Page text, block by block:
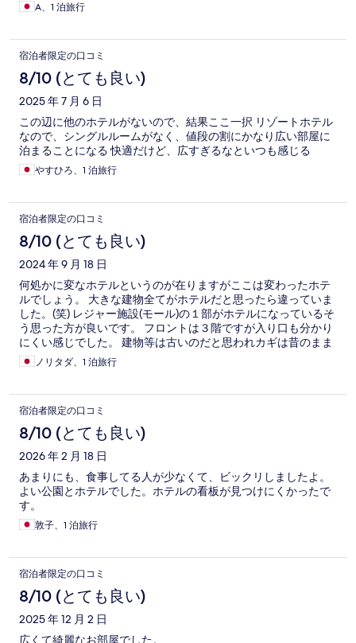
A、1 泊旅行
宿泊者限定の口コミ
8/10 (とても良い)
2025 年 7 月 6 日
この辺に他のホテルがないので、結果ここ一択 リゾートホテル
なので、シングルルームがなく、値段の割にかなり広い部屋に
泊まることになる 快適だけど、広すぎるなといつも感じる
やすひろ、1 泊旅行
宿泊者限定の口コミ
8/10 (とても良い)
2024 年 9 月 18 日
何処かに変なホテルというのが在りますがここは変わったホテ
ルでしょう。 大きな建物全てがホテルだと思ったら違っていま
した。(笑) レジャー施設(モール)の１部がホテルになっているそ
う思った方が良いです。 フロントは３階ですが入り口も分かり
にくい感じでした。 建物等は古いのだと思われカギは昔のまま
でカード等ではありませんしオートロックも有りません、シャ
ワーは温水と冷水で自分で温度調節をします。 (笑) １階に在る
えも豊富です、多分これより大きなローソンは無いと思う。 ロ
ーソンに行くのに迷うかもしれないです、薄暗い奥の方にスー
パーの看板そこがローソンです。(笑) 駐車場はホテル専用では
ありません。 雲海の松山城を観る展望台ヘはここからクルマで
２、３０分です。 素泊まりで利用したのでホテルの食事は分か
りませんが夕食は１階の「郷土料理まきば」で食べました年配
の御夫婦が経営されていました、美味しかったです。
ノリタダ、1 泊旅行
宿泊者限定の口コミ
8/10 (とても良い)
2026 年 2 月 18 日
あまりにも、食事してる人が少なくて、ビックリしましたよ。
よい公園とホテルでした。ホテルの看板が見つけにくかったで
す。
敦子、1 泊旅行
宿泊者限定の口コミ
8/10 (とても良い)
2025 年 12 月 2 日
広くて綺麗なお部屋でした。